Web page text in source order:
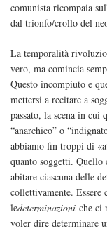
comunista ricompaia
dal trionfo/crollo del
La temporalità
vero, ma comincia
Questo incompiuto e
mettersi a recitare a
passato, la scena in cui
“anarchico” o
abbiamo fin troppi di
quanto soggetti. Quello
abitare ciascuna delle
collettivamente. Essere
ledeterminazioni che ci
voler dire determinare